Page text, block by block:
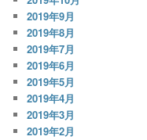
2019年9月
2019年8月
2019年7月
2019年6月
2019年5月
2019年4月
2019年3月
2019年2月